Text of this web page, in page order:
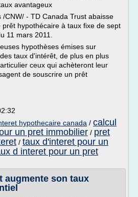
avantageux
CNW/ - TD Canada Trust abaisse
hypothécaire à taux fixe de sept
11 mars 2011.
hypothèses émises sur
taux d'intérêt, de plus en plus
ceux qui achèteront leur
de souscrire un prêt
hypothecaire canada / calcul
un pret immobilier / pret
/ taux d'interet pour un
d interet pour un pret
augmente son taux